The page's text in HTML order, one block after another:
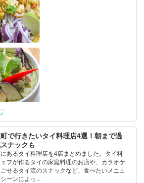
で行きたいタイ料理店4選！朝まで過
ナックも
あるタイ料理店を4店まとめました。タイ料
フが作るタイの家庭料理のお店や、カラオケ
せるタイ流のスナックなど、食べたいメニュ
ーンによっ...